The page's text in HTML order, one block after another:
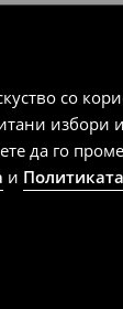
со
да го
и